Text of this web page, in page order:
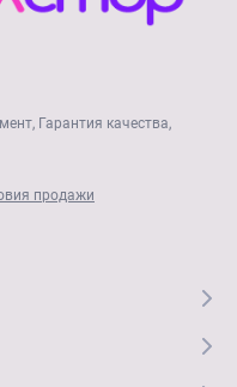
Гарантия качества,
продажи